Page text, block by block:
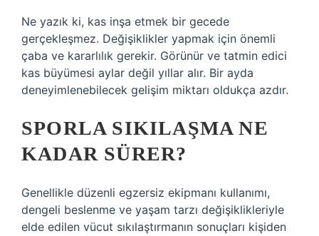
Ne yazık ki, kas inşa etmek bir gecede
gerçekleşmez. Değişiklikler yapmak için önemli
çaba ve kararlılık gerekir. Görünür ve tatmin edici
kas büyümesi aylar değil yıllar alır. Bir ayda
deneyimlenebilecek gelişim miktarı oldukça azdır.
SPORLA SIKILAŞMA NE
KADAR SÜRER?
Genellikle düzenli egzersiz ekipmanı kullanımı,
dengeli beslenme ve yaşam tarzı değişiklikleriyle
elde edilen vücut sıkılaştırmanın sonuçları kişiden